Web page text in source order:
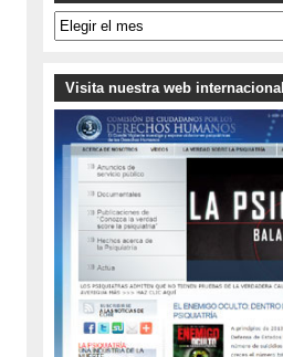
Archivo
por
Visita nuestra web internacional